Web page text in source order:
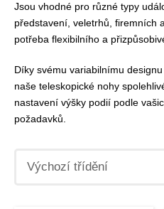
Jsou vhodné pro různé typy
představení, veletrhů, firemních
potřeba flexibilního a
Díky svému variabilnímu
naše teleskopické nohy
nastavení výšky podií podle
požadavků.